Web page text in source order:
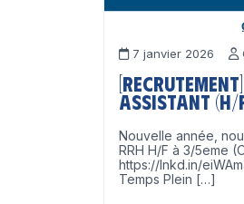
7 janvier 2026
[Recrutement]
Assistant (H/
Nouvelle année,
RRH H/F à 3/5eme
https://lnkd.in/
Temps Plein […]